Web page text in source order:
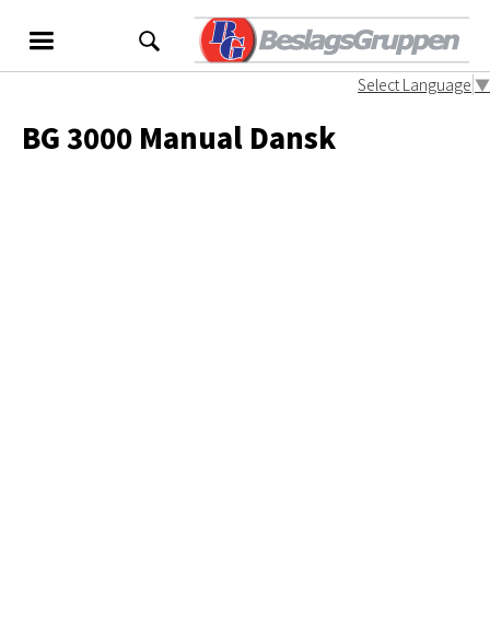
Select Language ▼
BG 3000 Manual Dansk